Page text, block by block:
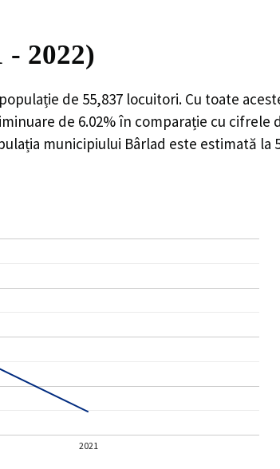
2022)
de 55,837 locuitori. Cu toate
de 6.02%în comparație cu cifrele
municipiului Bârlad este estimată la
2021